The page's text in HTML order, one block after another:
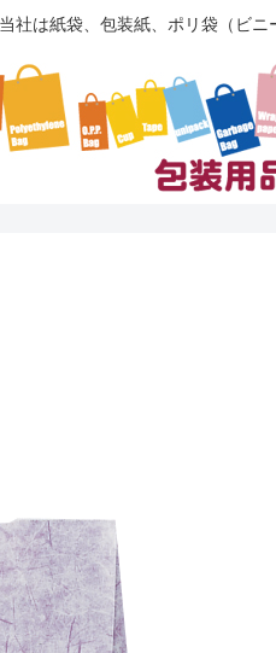
は紙袋、包装紙、ポリ袋（ビニ